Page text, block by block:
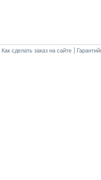
Как сделать заказ на сайте